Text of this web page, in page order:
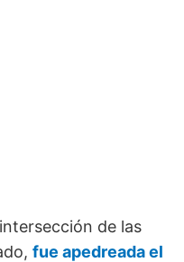
de las
fue apedreada el